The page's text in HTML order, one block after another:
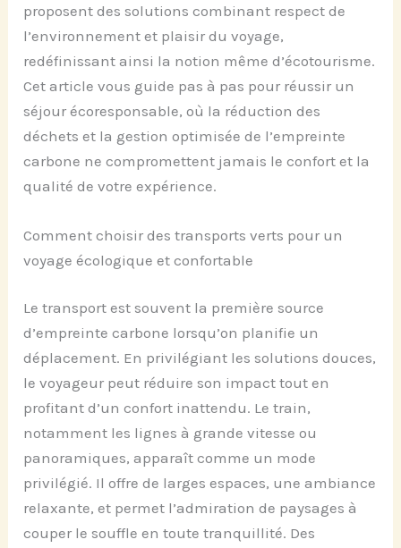
proposent des solutions combinant respect de
l’environnement et plaisir du voyage,
redéfinissant ainsi la notion même d’écotourisme.
Cet article vous guide pas à pas pour réussir un
séjour écoresponsable, où la réduction des
déchets et la gestion optimisée de l’empreinte
carbone ne compromettent jamais le confort et la
qualité de votre expérience.
Comment choisir des transports verts pour un
voyage écologique et confortable
Le transport est souvent la première source
d’empreinte carbone lorsqu’on planifie un
déplacement. En privilégiant les solutions douces,
le voyageur peut réduire son impact tout en
profitant d’un confort inattendu. Le train,
notamment les lignes à grande vitesse ou
panoramiques, apparaît comme un mode
privilégié. Il offre de larges espaces, une ambiance
relaxante, et permet l’admiration de paysages à
couper le souffle en toute tranquillité. Des